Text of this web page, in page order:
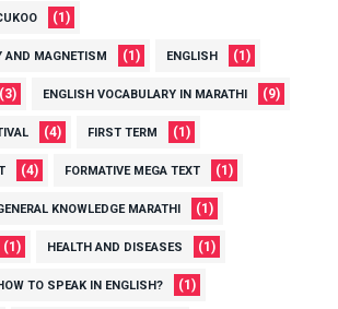
(1)
AND MAGNETISM (1) ENGLISH (1)
(3) ENGLISH VOCABULARY IN MARATHI (9)
(4) FIRST TERM (1)
(4) FORMATIVE MEGA TEXT (1)
KNOWLEDGE MARATHI (1)
(1) HEALTH AND DISEASES (1)
TO SPEAK IN ENGLISH? (1)